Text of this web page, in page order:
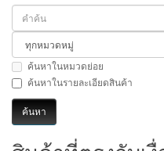
ค้นหาในหมวดย่อย
ค้นหาในรายละเอียดสินค้า